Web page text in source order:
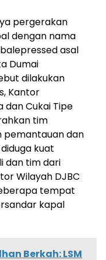
pergerakan
dengan nama
asal
Dumai
dilakukan
Kantor
dan Cukai Tipe
tim
pemantauan dan
kuat
dan tim dari
Wilayah DJBC
tempat
kapal
Berkah: LSM